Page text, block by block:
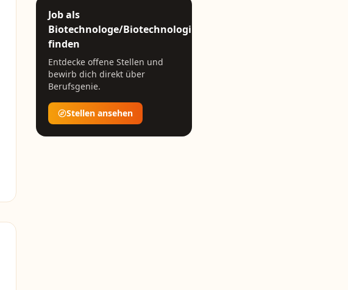
Job als
Biotechnologe/Biotechnologin
finden
Entdecke offene Stellen und
bewirb dich direkt über
Berufsgenie.
Stellen ansehen